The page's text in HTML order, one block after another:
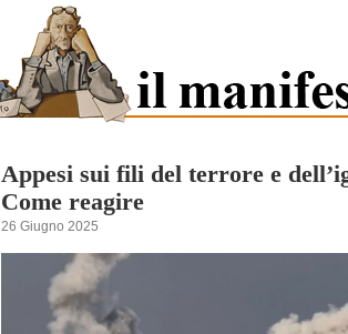
Appesi sui fili del terrore e
Come reagire
26 Giugno 2025